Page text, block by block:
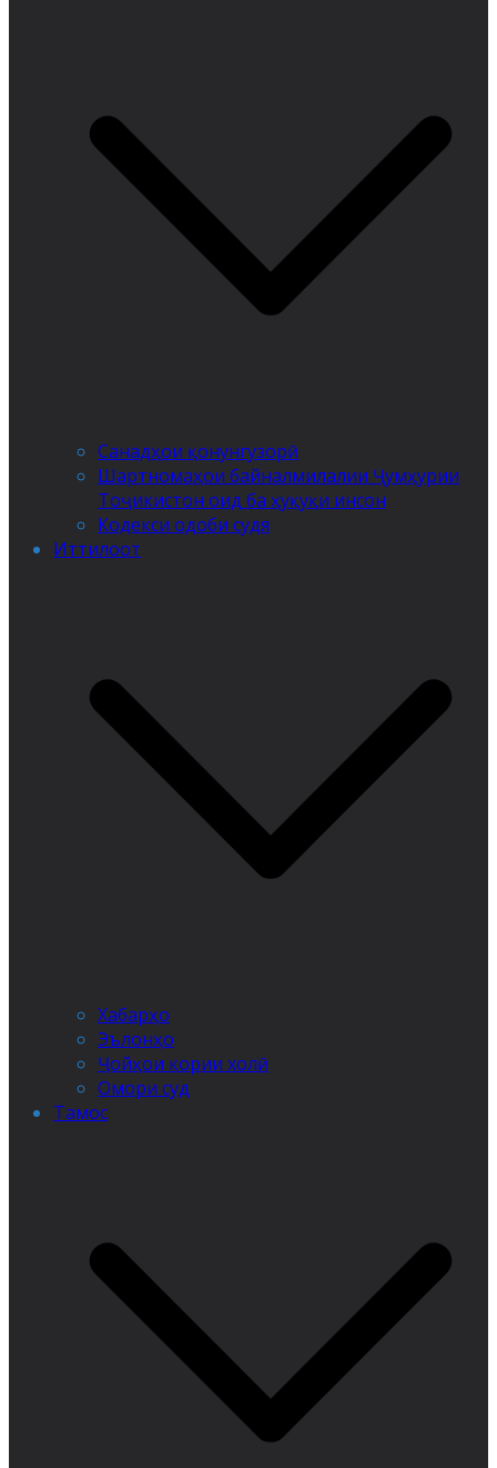
Санадҳои қонунгузорӣ
Шартномаҳои байналмилалии Ҷумҳурии
Тоҷикистон оид ба ҳуқуқи инсон
Кодекси одоби судя
Иттилоот
Хабарҳо
Эълонҳо
Ҷойҳои кории холӣ
Омори суд
Тамос